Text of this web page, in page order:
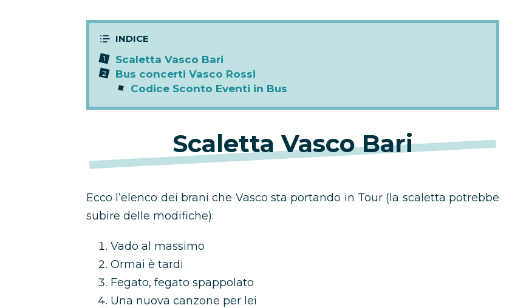
Scaletta Vasco Bari
Bus concerti Vasco Rossi
Codice Sconto Eventi in Bus
Scaletta Vasco Bari
Ecco l’elenco dei brani che Vasco sta portando in Tour (la scaletta potrebbe
subire delle modifiche):
Vado al massimo
Ormai è tardi
Fegato, fegato spappolato
Una nuova canzone per lei